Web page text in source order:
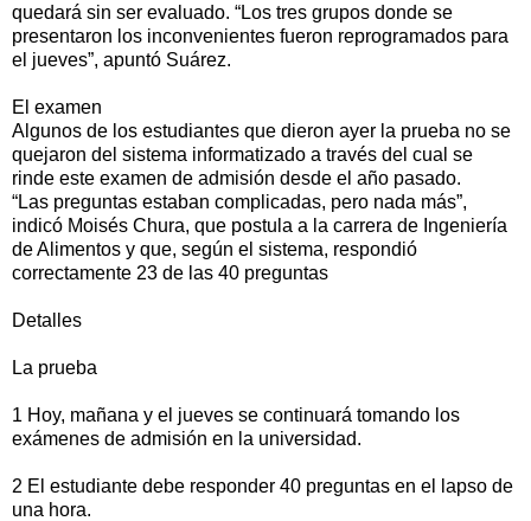
quedará sin ser evaluado. “Los tres grupos donde se
presentaron los inconvenientes fueron reprogramados para
el jueves”, apuntó Suárez.
El examen
Algunos de los estudiantes que dieron ayer la prueba no se
quejaron del sistema informatizado a través del cual se
rinde este examen de admisión desde el año pasado.
“Las preguntas estaban complicadas, pero nada más”,
indicó Moisés Chura, que postula a la carrera de Ingeniería
de Alimentos y que, según el sistema, respondió
correctamente 23 de las 40 preguntas
Detalles
La prueba
1 Hoy, mañana y el jueves se continuará tomando los
exámenes de admisión en la universidad.
2 El estudiante debe responder 40 preguntas en el lapso de
una hora.